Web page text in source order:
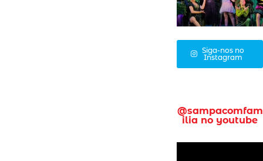
Siga-nos no
Instagram
@sampacomfam
ilia no youtube